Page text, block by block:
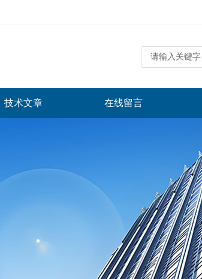
技术文章 在线留言